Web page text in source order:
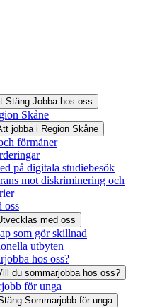
Stäng Jobba hos oss
Skåne
jobba i Region Skåne
förmåner
på digitala studiebesök
mot diskriminering och
oss
med oss
som gör skillnad
utbyten
hos oss?
du sommarjobba hos oss?
för unga
Sommarjobb för unga